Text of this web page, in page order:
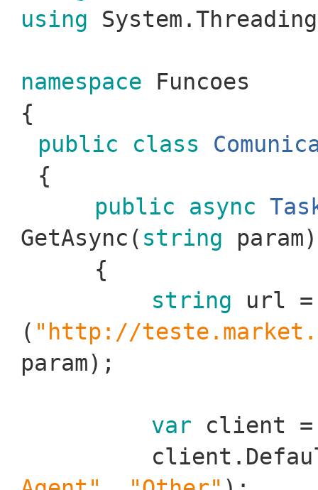
using
namespace Funcoes
{
public
class
{
public
async
GetAsync( string param)
{
string url
( "http://
param);
var client